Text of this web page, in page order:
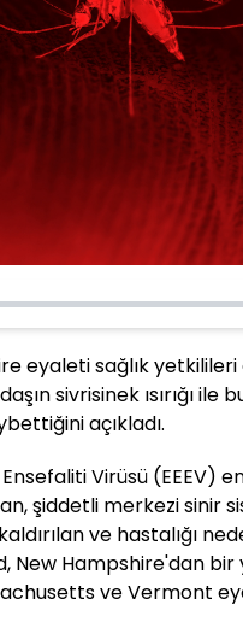
eyaleti sağlık yetkilileri
sivrisinek ısırığı ile
açıkladı.
Virüsü (EEEV)
şiddetli merkezi sinir
ve hastalığı
New Hampshire'dan bir
ve Vermont